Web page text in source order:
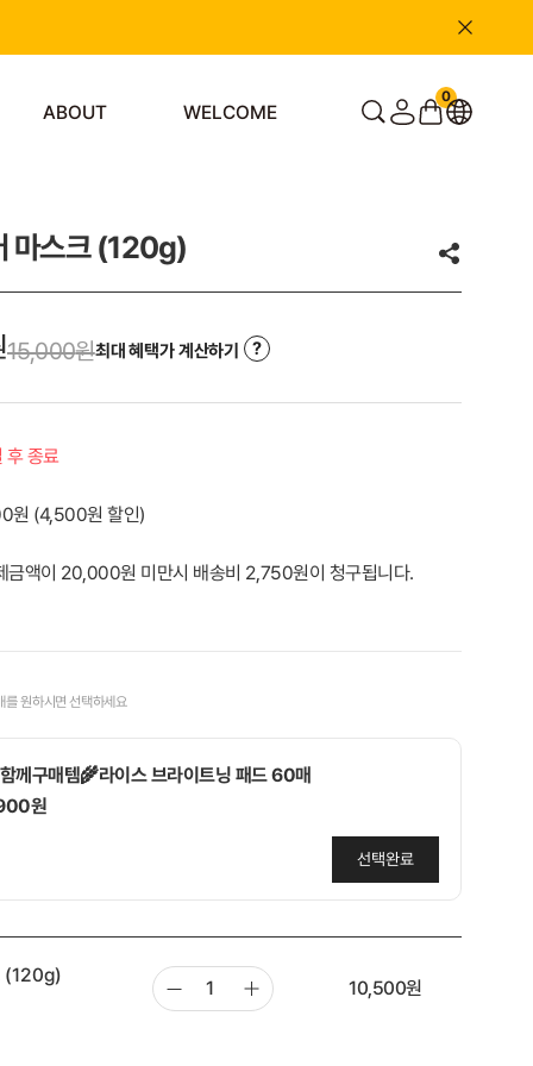
ABOUT WELCOME
0
마스크 (120g)
15,000원최대 혜택가 계산하기
후 종료
원 (4,500원 할인)
금액이 20,000원 미만시 배송비 2,750원이 청구됩니다.
를 원하시면 선택하세요
께구매템🌾라이스 브라이트닝 패드 60매
원
선택완료
께구매템🩷당근&복숭아 패드 10매 지퍼 휴대용
원
(120g)
10,500원